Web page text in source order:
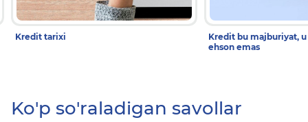
Kredit tarixi
Kredit bu majburiyat, u
ehson emas
Ko'p so'raladigan savollar